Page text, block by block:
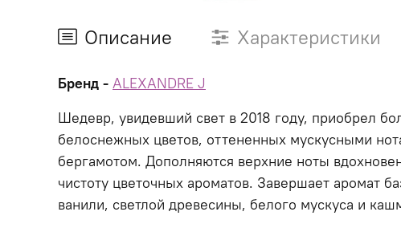
Описание Характеристики
Бренд - ALEXANDRE J
Шедевр, увидевший свет в 2018 году, приобрел
белоснежных цветов, оттененных мускусными
бергамотом. Дополняются верхние ноты
чистоту цветочных ароматов. Завершает аромат
ванили, светлой древесины, белого мускуса и